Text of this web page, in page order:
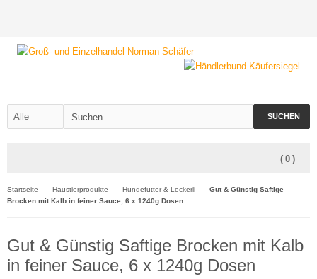
SUCHEN
( 0 )
Startseite Haustierprodukte Hundefutter & Leckerli
Gut & Günstig Saftige
Brocken mit Kalb in feiner Sauce, 6 x 1240g Dosen
Gut & Günstig Saftige Brocken mit Kalb
in feiner Sauce, 6 x 1240g Dosen